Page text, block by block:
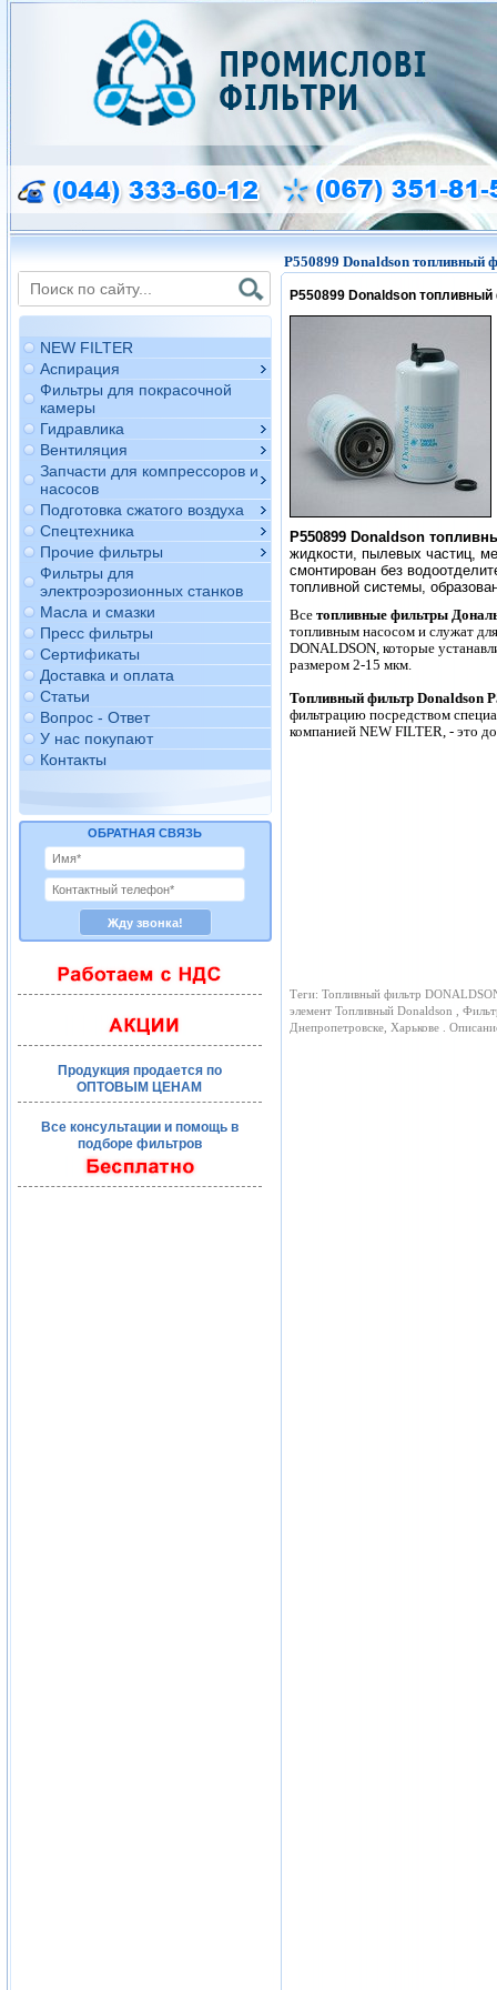
NEW FILTER
Аспирация
Фильтры для покрасочной
камеры
Гидравлика
Вентиляция
Запчасти для компрессоров и
насосов
Подготовка сжатого воздуха
Спецтехника
Прочие фильтры
Фильтры для
электроэрозионных станков
Масла и смазки
Пресс фильтры
Сертификаты
Доставка и оплата
Статьи
Вопрос - Ответ
У нас покупают
Контакты
ОБРАТНАЯ СВЯЗЬ
Продукция продается по
ОПТОВЫМ ЦЕНАМ
Все консультации и помощь в
подборе фильтров
P550899 Donaldson топливный
P550899 Donaldson
P550899 Donaldson
жидкости, пылевых частиц,
смонтирован без
топливной системы,
Все топливные фильтры
топливным насосом и служат
DONALDSON, которые
размером 2-15 мкм.
Топливный фильтр Donaldson
фильтрацию посредством
компанией NEW FILTER, - это
Теги: Топливный фильтр
элемент Топливный Donaldson ,
Днепропетровске, Харькове .